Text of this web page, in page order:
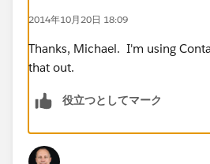
2014年10月20日 18:09
Thanks, Michael. I'm using
that out.
役立つとしてマーク